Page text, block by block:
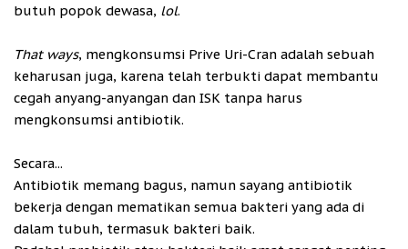
butuh popok dewasa, lol.
That ways, mengkonsumsi Prive Uri-Cran adalah sebuah
keharusan juga, karena telah terbukti dapat membantu
cegah anyang-anyangan dan ISK tanpa harus
mengkonsumsi antibiotik.
Secara...
Antibiotik memang bagus, namun sayang antibiotik
bekerja dengan mematikan semua bakteri yang ada di
dalam tubuh, termasuk bakteri baik.